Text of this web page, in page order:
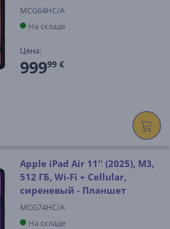
MCG64HC/A
На складе
Цена:
99999 €
Apple iPad Air 11'' (2025), M3,
512 ГБ, Wi-Fi + Cellular,
сиреневый - Планшет
MCG74HC/A
На складе